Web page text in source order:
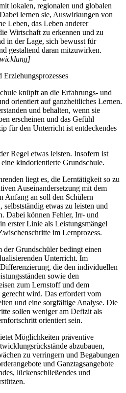
lokalen, regionalen und globalen
lernen sie, Auswirkungen von
Leben, das Leben anderer
Wirtschaft zu erkennen und zu
in der Lage, sich bewusst für
gestaltend daran mitzuwirken.
knüpft an die Erfahrungs- und
orientiert auf ganzheitliches Lernen.
und behalten, wenn sie
erscheinen und das Gefühl
für den Unterricht ist entdeckendes
Regel etwas leisten. Insofern ist
kindorientierte Grundschule.
liegt es, die Lerntätigkeit so zu
Auseinandersetzung mit dem
Anfang an soll den Schülern
selbstständig etwas zu leisten und
Dabei können Fehler, Irr- und
erster Linie als Leistungsmängel
im Lernprozess.
der Grundschüler bedingt einen
Unterricht. Im
die den individuellen
sowie den
zum Lernstoff und dem
wird. Das erfordert vom
und eine sorgfältige Analyse. Die
sollen weniger am Defizit als
orientiert sein.
Möglichkeiten präventive
abzubauen,
zu verringern und Begabungen
und Ganztagsangebote
lückenschließendes und